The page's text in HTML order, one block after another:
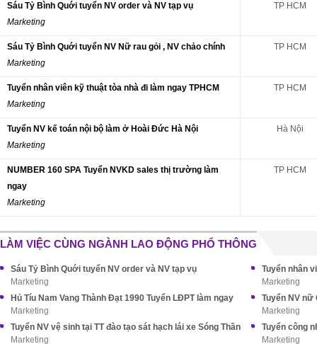
Sáu Tỷ Bình Quới tuyển NV order và NV tạp vụ
Marketing
TP HCM
Sáu Tỷ Bình Quới tuyển NV Nữ rau gỏi , NV chảo chính
Marketing
TP HCM
Tuyển nhân viên kỹ thuật tòa nhà đi làm ngay TPHCM
Marketing
TP HCM
Tuyển NV kế toán nội bộ làm ở Hoài Đức Hà Nội
Marketing
Hà Nội
NUMBER 160 SPA Tuyển NVKD sales thị trường làm
ngay
Marketing
TP HCM
LÀM VIỆC CÙNG NGÀNH LAO ĐỘNG PHỔ THÔNG
Sáu Tỷ Bình Quới tuyển NV order và NV tạp vụ
Marketing
Tuyển nhân
Marketing
Hủ Tíu Nam Vang Thành Đạt 1990 Tuyển LĐPT làm ngay
Marketing
Tuyển NV nữ
Marketing
Tuyển NV vệ sinh tại TT đào tạo sát hạch lái xe Sóng Thần
Marketing
Tuyển công
Marketing